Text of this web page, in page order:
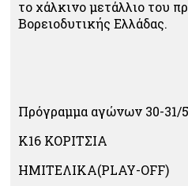
το χάλκινο μετάλλιο του
Βορειοδυτικής Ελλάδας.
Πρόγραμμα αγώνων 30-31/
Κ16 ΚΟΡΙΤΣΙΑ
ΗΜΙΤΕΛΙΚΑ(PLAY-OFF)